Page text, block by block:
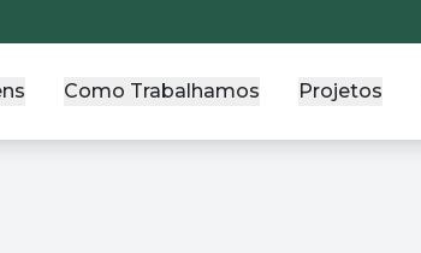
Como Trabalhamos Projetos